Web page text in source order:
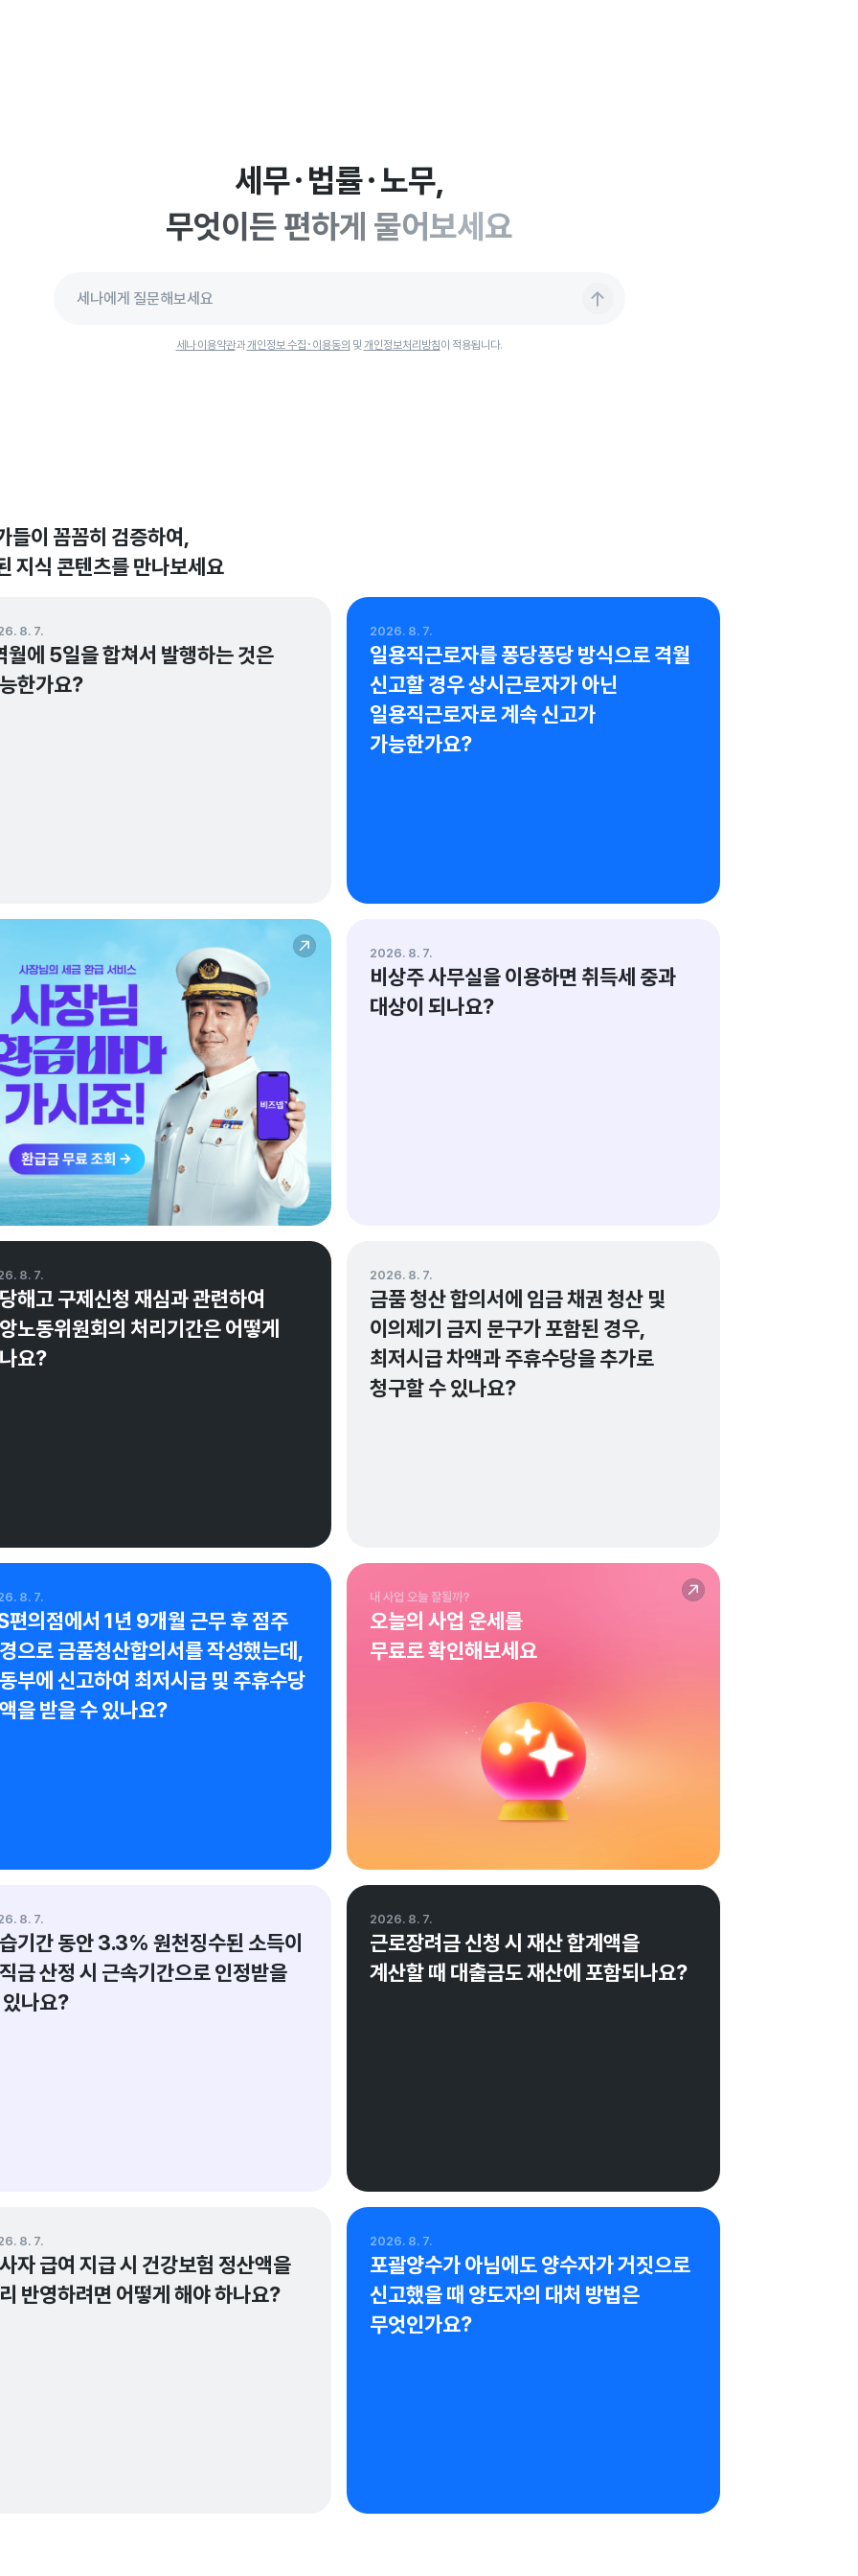
세무·법률·노무,
무엇이든 편하게 물어보세요
세나 이용약관과개인정보 수집·이용동의 및개인정보처리방침이 적용됩니다.
들이 꼼꼼히 검증하여,
지식 콘텐츠를 만나보세요
월에 5일을 합쳐서 발행하는 것은
한가요?
8. 7.
일용직근로자를 퐁당퐁당 방식으로 격월
신고할 경우 상시근로자가 아닌
일용직근로자로 계속 신고가
가능한가요?
2026. 8. 7.
비상주 사무실을 이용하면 취득세 중과
대상이 되나요?
2026. 8. 7.
해고 구제신청 재심과 관련하여
노동위원회의 처리기간은 어떻게
요?
8. 7.
금품 청산 합의서에 임금 채권 청산 및
이의제기 금지 문구가 포함된 경우,
최저시급 차액과 주휴수당을 추가로
청구할 수 있나요?
2026. 8. 7.
편의점에서 1년 9개월 근무 후 점주
으로 금품청산합의서를 작성했는데,
부에 신고하여 최저시급 및 주휴수당
을 받을 수 있나요?
8. 7.
오늘의 사업 운세를
무료로 확인해보세요
내 사업 오늘 잘될까?
기간 동안 3.3% 원천징수된 소득이
금 산정 시 근속기간으로 인정받을
나요?
8. 7.
근로장려금 신청 시 재산 합계액을
계산할 때 대출금도 재산에 포함되나요?
2026. 8. 7.
자 급여 지급 시 건강보험 정산액을
반영하려면 어떻게 해야 하나요?
8. 7.
포괄양수가 아님에도 양수자가 거짓으로
신고했을 때 양도자의 대처 방법은
무엇인가요?
2026. 8. 7.